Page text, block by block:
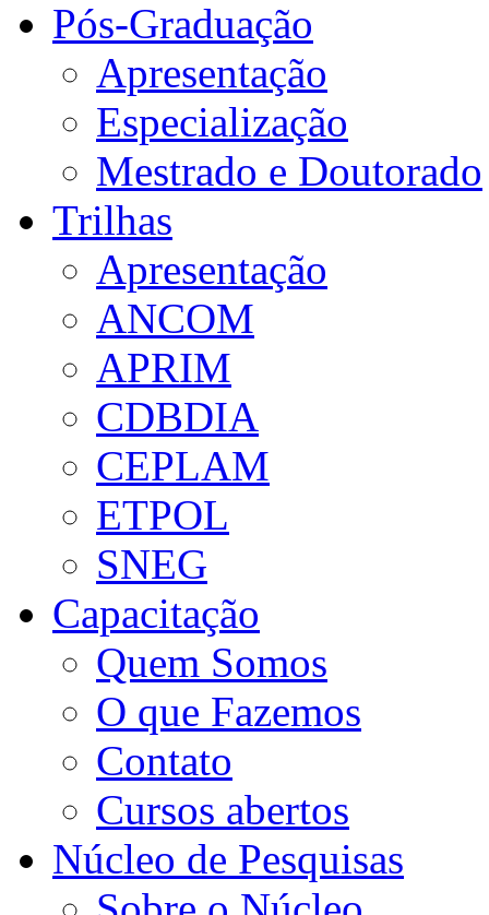
Pós-Graduação
Apresentação
Especialização
Mestrado e Doutorado
Trilhas
Apresentação
ANCOM
APRIM
CDBDIA
CEPLAM
ETPOL
SNEG
Capacitação
Quem Somos
O que Fazemos
Contato
Cursos abertos
Núcleo de Pesquisas